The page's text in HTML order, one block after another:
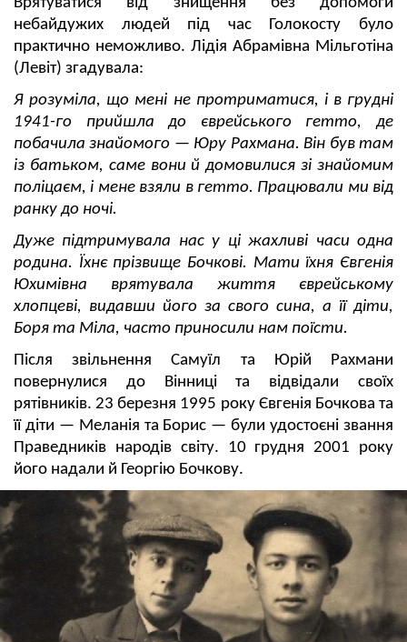
небайдужих людей під час Голокосту було
практично неможливо. Лідія Абрамівна Мільготіна
(Левіт) згадувала:
Я розуміла, що мені не протриматися, і в грудні
1941-го прийшла до єврейського гетто, де
побачила знайомого — Юру Рахмана. Він був там
із батьком, саме вони й домовилися зі знайомим
поліцаєм, і мене взяли в гетто. Працювали ми від
ранку до ночі.
Дуже підтримувала нас у ці жахливі часи одна
родина. Їхнє прізвище Бочкові. Мати їхня Євгенія
Юхимівна врятувала життя єврейському
хлопцеві, видавши його за свого сина, а її діти,
Боря та Міла, часто приносили нам поїсти.
Після звільнення Самуїл та Юрій Рахмани
повернулися до Вінниці та відвідали своїх
рятівників. 23 березня 1995 року Євгенія Бочкова та
її діти — Меланія та Борис — були удостоєні звання
Праведників народів світу. 10 грудня 2001 року
його надали й Георгію Бочкову.